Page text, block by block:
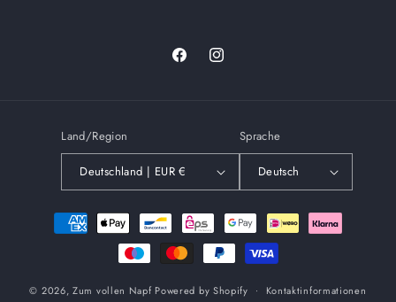
FacebookInstagram
Land/Region
Deutschland | EUR €
Sprache
Deutsch
Zahlungsmethoden
© 2026,Zum vollen Napf Powered by Shopify Kontaktinformationen